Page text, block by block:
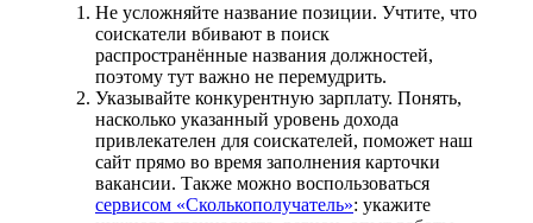
Не усложняйте название позиции. Учтите, что
соискатели вбивают в поиск
распространённые названия должностей,
поэтому тут важно не перемудрить.
Указывайте конкурентную зарплату. Понять,
насколько указанный уровень дохода
привлекателен для соискателей, поможет наш
сайт прямо во время заполнения карточки
вакансии. Также можно воспользоваться
сервисом «Сколькополучатель»: укажите